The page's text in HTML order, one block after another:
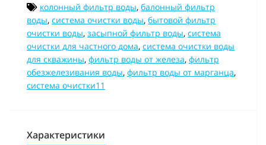
колонный фильтр воды, балонный фильтр
воды, система очистки воды, бытовой фильтр
очистки воды, засыпной фильтр воды, система
очистки для частного дома, система очистки воды
для скважины, фильтр воды от железа, фильтр
обезжелезивания воды, фильтр воды от марганца,
система очистки11
Характеристики